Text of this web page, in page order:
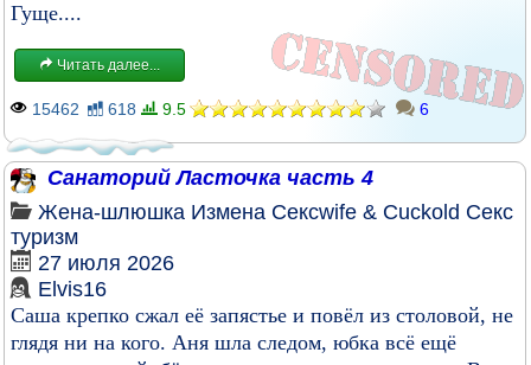
Гуще....
Читать далее...
15462 618 9.5 6
Санаторий Ласточка часть 4
Жена-шлюшка Измена Сексwife & Cuckold Секс
туризм
27 июля 2026
Elvis16
Саша крепко сжал её запястье и повёл из столовой, не
глядя ни на кого. Аня шла следом, юбка всё ещё